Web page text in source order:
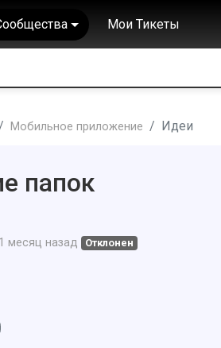
Мои Тикеты
Мобильное приложение Идеи
папок
1 месяц назад Отклонен